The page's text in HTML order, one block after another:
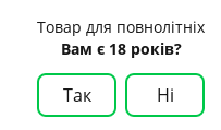
Товар для повнолітніх
Вам є 18 років?
Так Ні